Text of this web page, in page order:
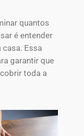
quantos
é entender
Essa
garantir que
toda a